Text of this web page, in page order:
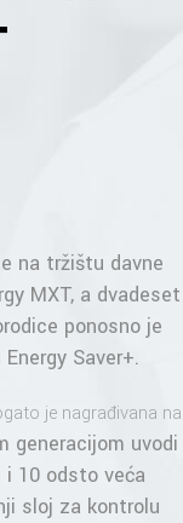
na tržištu davne
MXT, a dvadeset
ponosno je
Saver+.
je nagrađivana na
generacijom uvodi
i 10 odsto veća
sloj za kontrolu